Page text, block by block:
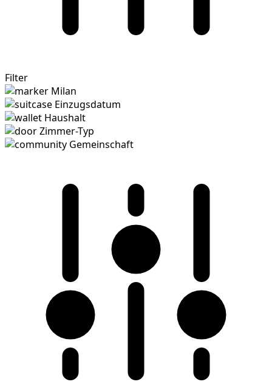
Filter
Milan
Einzugsdatum
Haushalt
Zimmer-Typ
Gemeinschaft